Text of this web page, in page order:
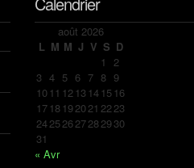
août 2026
L M M J V S D
1 2
3 4 5 6 7 8 9
10 11 12 13 14 15 16
17 18 192021 2223
24252627282930
31
« Avr